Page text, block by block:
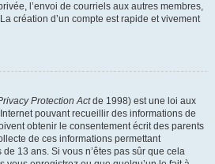
l’envoi de courriels aux autres membres,
création d’un compte est rapide et vivement
Protection Actde 1998) est une loi aux
pouvant recueillir des informations de
obtenir le consentement écrit des parents
de ces informations permettant
13 ans. Si vous n’êtes pas sûr que cela